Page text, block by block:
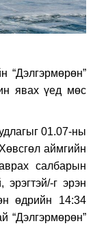
“Дэлгэрмөрөн”
явах үед мөс
01.07-ны
аймгийн
салбарын
г эрэн
өдрийн 14:34
“Дэлгэрмөрөн”